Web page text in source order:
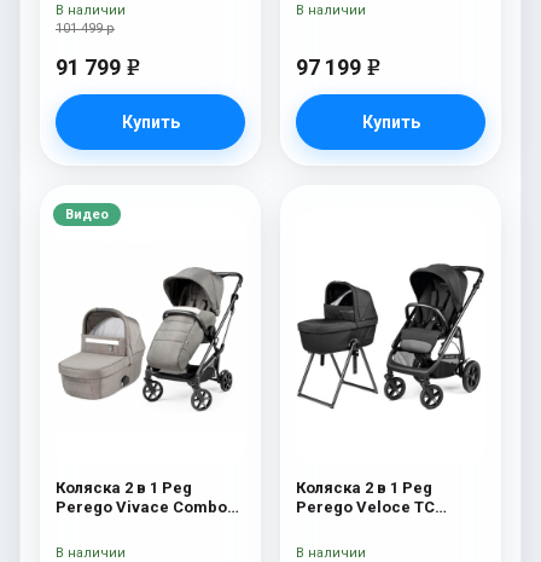
101 499 р
91 799 e
Купить
В наличии
97 199 e
Купить
В наличии
Видео
Коляска 2 в 1 Peg
Perego Vivace Combo
В наличии
Коляска 2 в 1 Peg
Perego Veloce TC
New
В наличии